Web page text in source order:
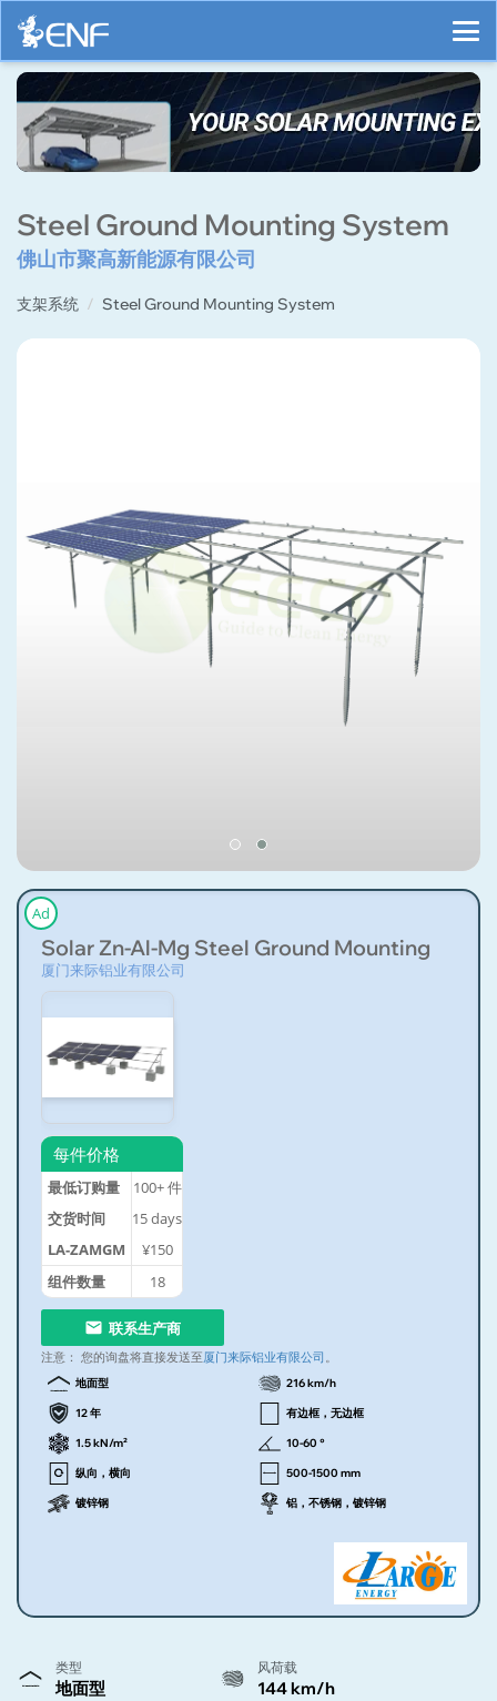
Steel Ground Mounting System
佛山市聚高新能源有限公司
支架系统 Steel Ground Mounting System
Ad
Solar Zn-Al-Mg Steel Ground Mounting
厦门来际铝业有限公司
每件价格
最低订购量 100+件
交货时间
15days
LA-ZAMGM
¥150
组件数量
18
联系生产商
注意： 您的询盘将直接发送至厦门来际铝业有限公司 。
地面型 216 km/h
12 年 有边框，无边框
1.5 kN/m² 10-60 °
纵向，横向 500-1500 mm
镀锌钢 铝，不锈钢，镀锌钢
类型
地面型
风荷载
144 km/h